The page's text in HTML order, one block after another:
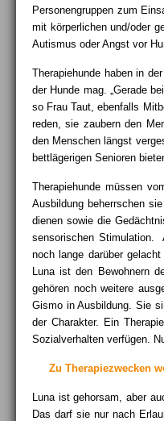
Personengruppen zum
mit körperlichen und/oder
Autismus oder Angst vor
Therapiehunde haben in
der Hunde mag. „Gerade
so Frau Taut, ebenfalls
reden, sie zaubern den
den Menschen längst
bettlägerigen Senioren
Therapiehunde müssen
Ausbildung beherrschen
dienen sowie die
sensorischen Stimulation.
noch lange darüber
Luna ist den Bewohnern
gehören noch weitere
Gismo in Ausbildung. Sie
der Charakter. Ein
Sozialverhalten verfügen.
Zu Therapiezwecken
Luna ist gehorsam, aber
Das darf sie nur nach